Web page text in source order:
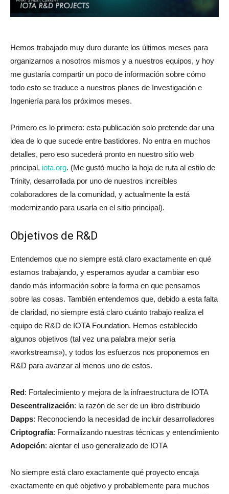
Hemos trabajado muy duro durante los últimos meses para
organizarnos a nosotros mismos y a nuestros equipos, y hoy
me gustaría compartir un poco de información sobre cómo
todo esto se traduce a nuestros planes de Investigación e
Ingeniería para los próximos meses.
Primero es lo primero: esta publicación solo pretende dar una
idea de lo que sucede entre bastidores. No entra en muchos
detalles, pero eso sucederá pronto en nuestro sitio web
principal, iota.org. (Me gustó mucho la hoja de ruta al estilo de
Trinity, desarrollada por uno de nuestros increíbles
colaboradores de la comunidad, y actualmente la está
modernizando para usarla en el sitio principal).
Objetivos de R&D
Entendemos que no siempre está claro exactamente en qué
estamos trabajando, y esperamos ayudar a cambiar eso
dando más información sobre la forma en que pensamos
sobre las cosas. También entendemos que, debido a esta falta
de claridad, no siempre está claro cuánto trabajo realiza el
equipo de R&D de IOTA Foundation. Hemos establecido
algunos objetivos (tal vez una palabra mejor sería
«workstreams»), y todos los esfuerzos nos proponemos en
R&D para avanzar al menos uno de estos.
Red: Fortalecimiento y mejora de la infraestructura de IOTA
Descentralización: la razón de ser de un libro distribuido
Dapps: Reconociendo la necesidad de incluir desarrolladores
Criptografía: Formalizando nuestras técnicas y entendimiento
Adopción: alentar el uso generalizado de IOTA
No siempre está claro exactamente qué proyecto encaja
exactamente en qué objetivo y probablemente para muchos